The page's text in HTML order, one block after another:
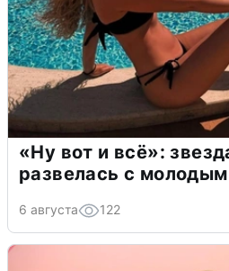
«Ну вот и всё»:
развелась с
6 августа 122